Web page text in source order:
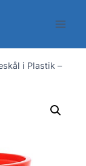
i Plastik –